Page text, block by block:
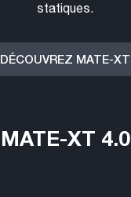
statiques.
DÉCOUVREZ MATE-XT
MATE-XT 4.0